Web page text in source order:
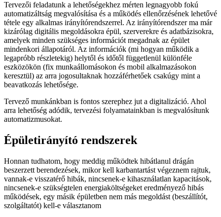
Tervezői feladatunk a lehetőségekhez mérten legnagyobb fokú
automatizáltság megvalósítása és a működés ellenőrzésének lehetővé
tétele egy alkalmas irányítórendszerrel. Az irányítórendszer ma már
kizárólag digitális megoldásokra épül, szerverekre és adatbázisokra,
amelyek minden szükséges információt megadnak az épület
mindenkori állapotáról. Az információk (mi hogyan működik a
legapróbb részletekig) helytől és időtől függetlenül különféle
eszközökön (fix munkaállomásokon és mobil alkalmazásokon
keresztül) az arra jogosultaknak hozzáférhetőek csakúgy mint a
beavatkozás lehetősége.
Tervező munkánkban is fontos szerephez jut a digitalizáció. Ahol
arra lehetőség adódik, tervezési folyamatainkban is megvalósítunk
automatizmusokat.
Épületirányító rendszerek
Honnan tudhatom, hogy meddig működtek hibátlanul drágán
beszerzett berendezések, mikor kell karbantartást végeznem rajtuk,
vannak-e visszatérő hibák, nincsenek-e kihasználatlan kapacitások,
nincsenek-e szükségtelen energiaköltségeket eredményező hibás
működések, egy másik épületben nem más megoldást (beszállítót,
szolgáltatót) kell-e választanom